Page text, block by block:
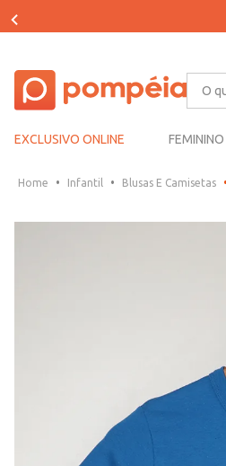
O
EXCLUSIVO ONLINE FEMININO
Infantil Blusas E Camisetas